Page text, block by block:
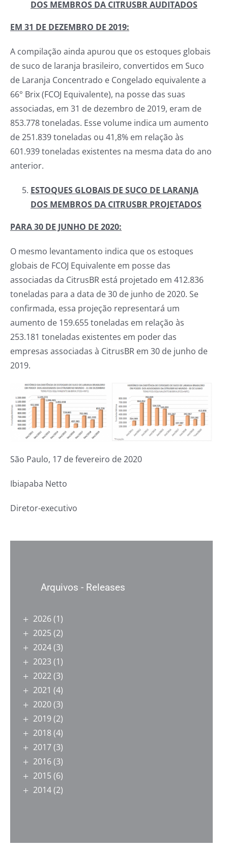
DOS MEMBROS DA CITRUSBR AUDITADOS
EM 31 DE DEZEMBRO DE 2019:
A compilação ainda apurou que os estoques globais
de suco de laranja brasileiro, convertidos em Suco
de Laranja Concentrado e Congelado equivalente a
66° Brix (FCOJ Equivalente), na posse das suas
associadas, em 31 de dezembro de 2019, eram de
853.778 toneladas. Esse volume indica um aumento
de 251.839 toneladas ou 41,8% em relação às
601.939 toneladas existentes na mesma data do ano
anterior.
ESTOQUES GLOBAIS DE SUCO DE LARANJA
DOS MEMBROS DA CITRUSBR PROJETADOS
PARA 30 DE JUNHO DE 2020:
O mesmo levantamento indica que os estoques
globais de FCOJ Equivalente em posse das
associadas da CitrusBR está projetado em 412.836
toneladas para a data de 30 de junho de 2020. Se
confirmada, essa projeção representará um
aumento de 159.655 toneladas em relação às
253.181 toneladas existentes em poder das
empresas associadas à CitrusBR em 30 de junho de
2019.
São Paulo, 17 de fevereiro de 2020
Ibiapaba Netto
Diretor-executivo
Arquivos - Releases
2026(1)
2025 (2)
2024(3)
2023 (1)
2022(3)
2021 (4)
2020(3)
2019(2)
2018(4)
2017(3)
2016(3)
2015 (6)
2014(2)